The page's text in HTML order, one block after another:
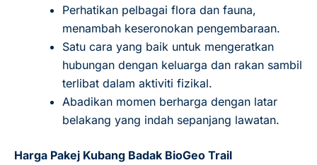
Perhatikan pelbagai flora dan fauna,
menambah keseronokan pengembaraan.
Satu cara yang baik untuk mengeratkan
hubungan dengan keluarga dan rakan sambil
terlibat dalam aktiviti fizikal.
Abadikan momen berharga dengan latar
belakang yang indah sepanjang lawatan.
Harga Pakej Kubang Badak BioGeo Trail